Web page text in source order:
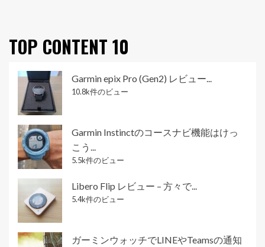
TOP CONTENT 10
Garmin epix Pro (Gen2) レビュー...
10.8k件のビュー
Garmin Instinctのコースナビ機能はけっ
こう...
5.5k件のビュー
Libero Flip レビュー – 方々で...
5.4k件のビュー
ガーミンウォッチでLINEやTeamsの通知